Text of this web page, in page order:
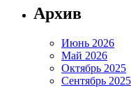
Архив
Июнь 2026
Май 2026
Октябрь 2025
Сентябрь 2025